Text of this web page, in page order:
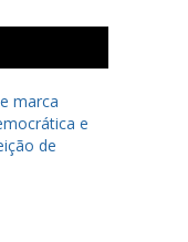
marca
e
de